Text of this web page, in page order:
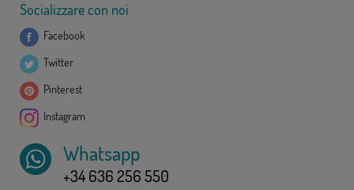
Socializzare con noi
Facebook
Twitter
Pinterest
Instagram
Whatsapp
+34 636 256 550